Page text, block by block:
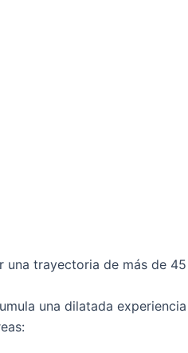
una trayectoria de más de
una dilatada